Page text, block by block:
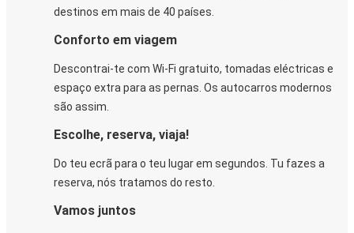
destinos em mais de 40 países.
Conforto em viagem
Descontrai-te com Wi-Fi gratuito, tomadas eléctricas e
espaço extra para as pernas. Os autocarros modernos
são assim.
Escolhe, reserva, viaja!
Do teu ecrã para o teu lugar em segundos. Tu fazes a
reserva, nós tratamos do resto.
Vamos juntos